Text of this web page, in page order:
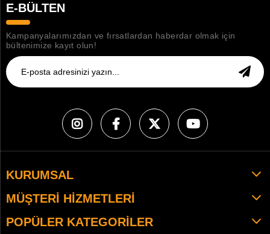
E-BÜLTEN
Kampanyalarımızdan ve fırsatlardan haberdar olmak için
bültenimize kayıt olun!
KURUMSAL
MÜŞTERI HIZMETLERI
POPÜLER KATEGORILER